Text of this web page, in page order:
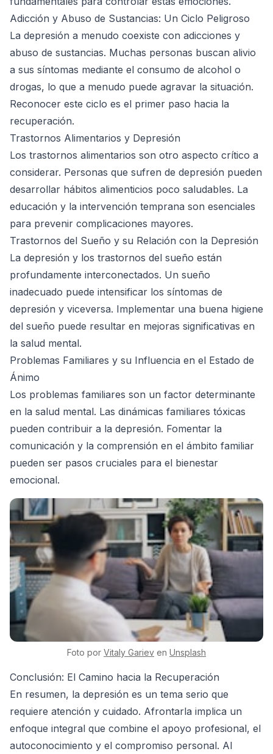
Adicción y Abuso de Sustancias: Un Ciclo Peligroso
La depresión a menudo coexiste con adicciones y
abuso de sustancias. Muchas personas buscan alivio
a sus síntomas mediante el consumo de alcohol o
drogas, lo que a menudo puede agravar la situación.
Reconocer este ciclo es el primer paso hacia la
recuperación.
Trastornos Alimentarios y Depresión
Los trastornos alimentarios son otro aspecto crítico a
considerar. Personas que sufren de depresión pueden
desarrollar hábitos alimenticios poco saludables. La
educación y la intervención temprana son esenciales
para prevenir complicaciones mayores.
Trastornos del Sueño y su Relación con la Depresión
La depresión y los trastornos del sueño están
profundamente interconectados. Un sueño
inadecuado puede intensificar los síntomas de
depresión y viceversa. Implementar una buena higiene
del sueño puede resultar en mejoras significativas en
la salud mental.
Problemas Familiares y su Influencia en el Estado de
Ánimo
Los problemas familiares son un factor determinante
en la salud mental. Las dinámicas familiares tóxicas
pueden contribuir a la depresión. Fomentar la
comunicación y la comprensión en el ámbito familiar
pueden ser pasos cruciales para el bienestar
emocional.
Foto por Vitaly Gariev en Unsplash
Conclusión: El Camino hacia la Recuperación
En resumen, la depresión es un tema serio que
requiere atención y cuidado. Afrontarla implica un
enfoque integral que combine el apoyo profesional, el
autoconocimiento y el compromiso personal. Al